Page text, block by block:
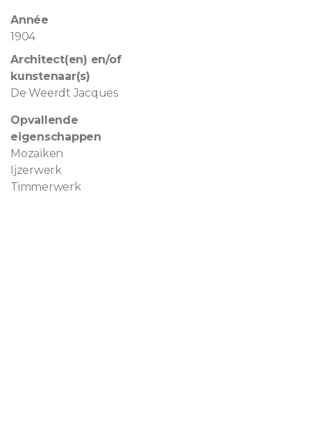
Année
1904
Architect(en) en/of
kunstenaar(s)
De Weerdt Jacques
Opvallende
eigenschappen
Mozaïken
Ijzerwerk
Timmerwerk